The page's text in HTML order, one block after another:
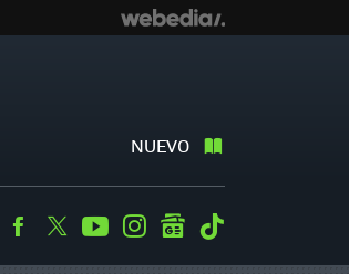
NUEVO
Facebook
TwitterYoutubeInstagramgooglenews